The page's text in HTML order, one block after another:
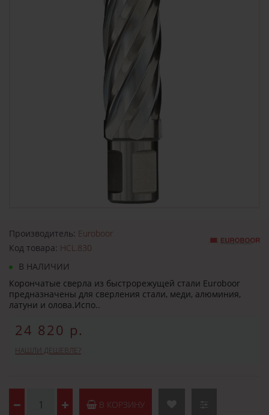
Производитель: Euroboor
Код товара: HCL.830
В НАЛИЧИИ
Корончатые сверла из быстрорежущей стали Euroboor
предназначены для сверления стали, меди, алюминия,
латуни и олова.Испо..
24 820 р.
НАШЛИ ДЕШЕВЛЕ?
В КОРЗИНУ